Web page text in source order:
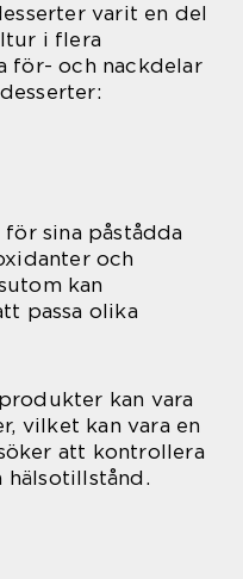
varit en del
i flera
för- och nackdelar
sina påstådda
och
kan
passa olika
kan vara
vilket kan vara en
att kontrollera
hälsotillstånd.